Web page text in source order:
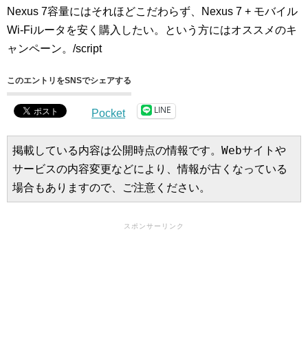
Nexus 7容量にはそれほどこだわらず、Nexus 7 + モバイル
Wi-Fiルータを安く購入したい。という方にはオススメのキ
ャンペーン。/script
このエントリをSNSでシェアする
Pocket LINE
掲載している内容は公開時点の情報です。Webサイトや
サービスの内容変更などにより、情報が古くなっている
場合もありますので、ご注意ください。
スポンサーリンク